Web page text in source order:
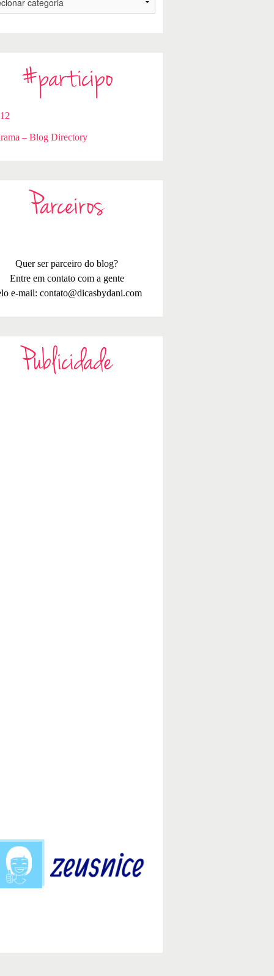
#participo
– Blog Directory
Parceiros
Quer ser parceiro do blog?
Entre em contato com a gente
e-mail: contato@dicasbydani.com
Publicidade